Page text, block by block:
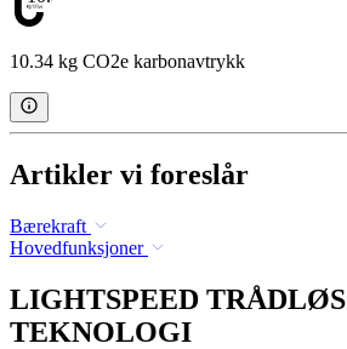
10.34 kg CO2e karbonavtrykk
Artikler vi foreslår
Bærekraft
Hovedfunksjoner
LIGHTSPEED TRÅDLØS
TEKNOLOGI